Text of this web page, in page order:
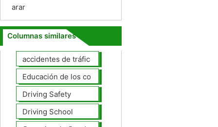
arar
Columnas similares
accidentes de tráfico
Educación de los conductores
Driving Safety
Driving School